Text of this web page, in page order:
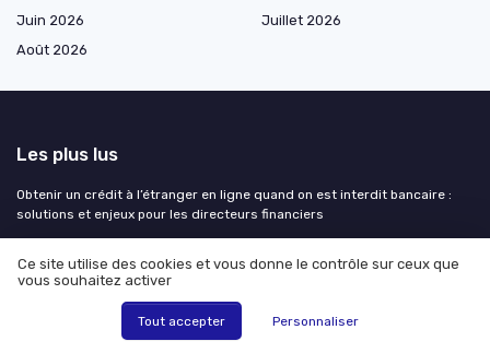
Juin 2026
Juillet 2026
Août 2026
Les plus lus
Obtenir un crédit à l’étranger en ligne quand on est interdit bancaire :
solutions et enjeux pour les directeurs financiers
Comment établir une facture dépôt-vente : exemple et bonnes pratiques
pour les directeurs financiers
Interview de Victor PARIS de Aegerter Domaines & Signatures : pilotage
financier d’un groupe viticole
Ce site utilise des cookies et vous donne le contrôle sur ceux que
vous souhaitez activer
Tout accepter Personnaliser